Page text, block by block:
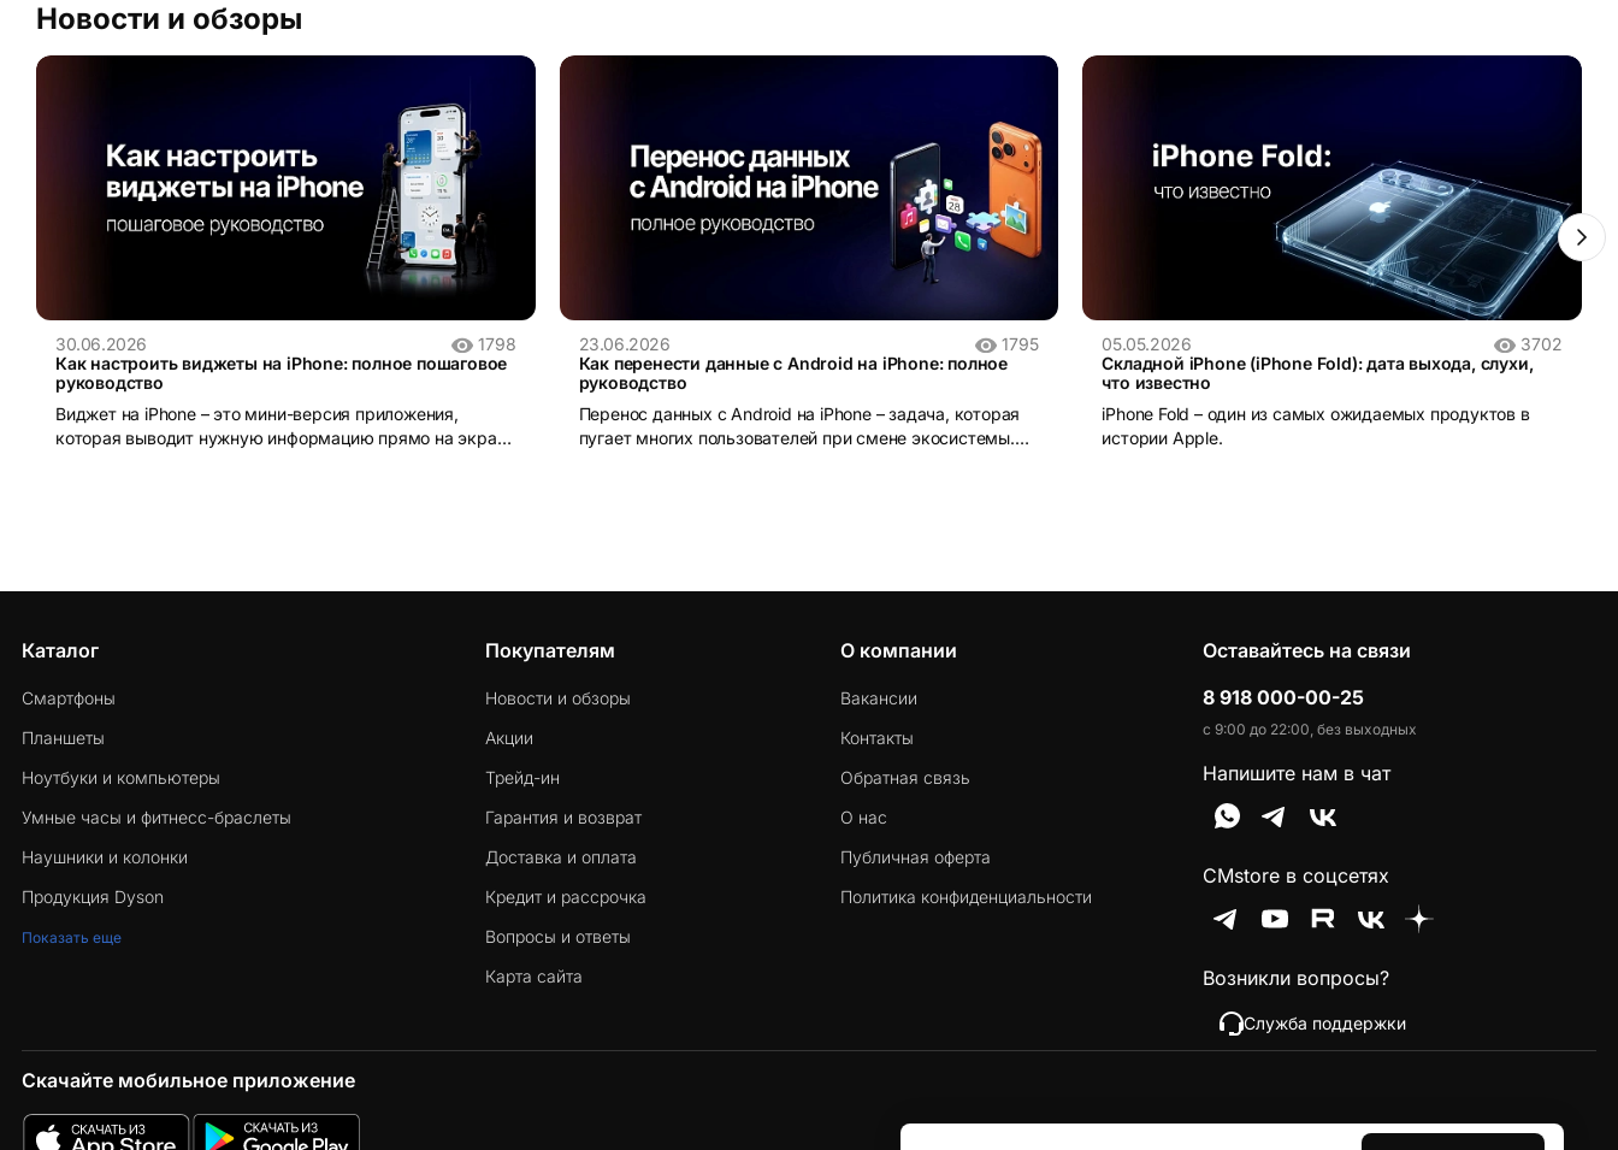
Новости и обзоры
30.06.2026
1798
Как настроить виджеты на iPhone: полное пошаговое
руководство
Виджет на iPhone – это мини-версия приложения,
которая выводит нужную информацию прямо на экран
23.06.2026
1795
Как перенести данные с Android на iPhone: полное
руководство
Перенос данных с Android на iPhone – задача, которая
пугает многих пользователей при смене экосистемы.
05.05.2026
3702
Складной iPhone (iPhone Fold): дата выхода, слухи,
что известно
iPhone Fold – один из самых ожидаемых продуктов в
истории Apple.
Каталог
Смартфоны
Планшеты
Ноутбуки и компьютеры
Умные часы и фитнесс-браслеты
Наушники и колонки
Продукция Dyson
Показать еще
Покупателям
Новости и обзоры
Акции
Трейд-ин
Гарантия и возврат
Доставка и оплата
Кредит и рассрочка
Вопросы и ответы
Карта сайта
О компании
Вакансии
Контакты
Обратная связь
О нас
Публичная оферта
Политика конфиденциальности
Оставайтесь на связи
8 918 000-00-25
с 9:00 до 22:00, без выходных
Напишите нам в чат
CMstore в соцсетях
Возникли вопросы?
Служба поддержки
Скачайте мобильное приложение